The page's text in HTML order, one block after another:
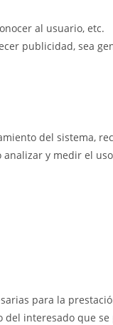
al usuario, etc.
publicidad, sea
del sistema,
y medir el
para la
del interesado que